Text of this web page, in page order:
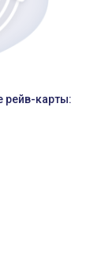
рейв-карты: